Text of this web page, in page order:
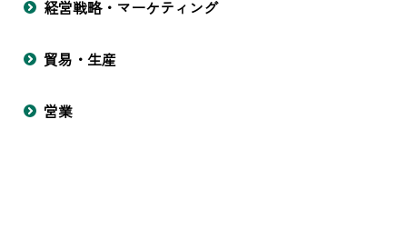
経営戦略・マーケティング
貿易・生産
営業